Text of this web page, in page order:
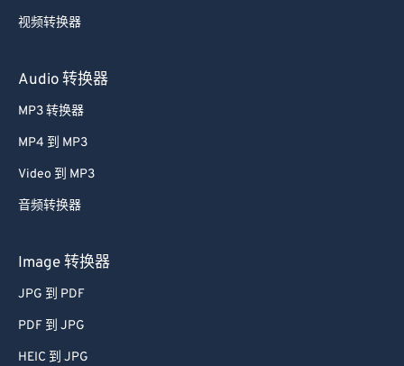
视频转换器
Audio 转换器
MP3 转换器
MP4 到 MP3
Video 到 MP3
音频转换器
Image 转换器
JPG 到 PDF
PDF 到 JPG
HEIC 到 JPG